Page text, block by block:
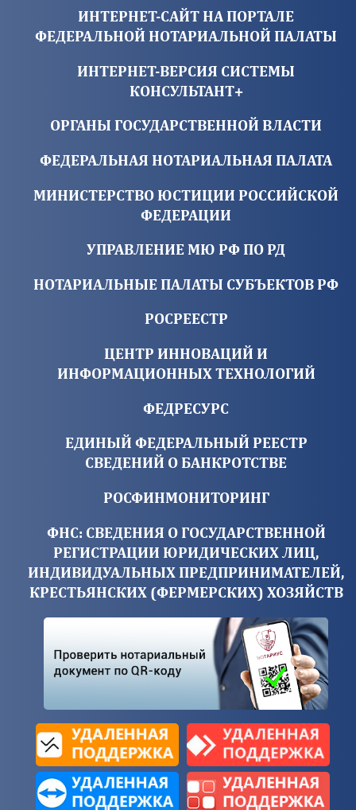
ИНТЕРНЕТ-САЙТ НА ПОРТАЛЕ
ФЕДЕРАЛЬНОЙ НОТАРИАЛЬНОЙ ПАЛАТЫ
ИНТЕРНЕТ-ВЕРСИЯ СИСТЕМЫ
КОНСУЛЬТАНТ+
ОРГАНЫ ГОСУДАРСТВЕННОЙ ВЛАСТИ
ФЕДЕРАЛЬНАЯ НОТАРИАЛЬНАЯ ПАЛАТА
МИНИСТЕРСТВО ЮСТИЦИИ РОССИЙСКОЙ
ФЕДЕРАЦИИ
УПРАВЛЕНИЕ МЮ РФ ПО РД
НОТАРИАЛЬНЫЕ ПАЛАТЫ СУБЪЕКТОВ РФ
РОСРЕЕСТР
ЦЕНТР ИННОВАЦИЙ И
ИНФОРМАЦИОННЫХ ТЕХНОЛОГИЙ
ФЕДРЕСУРС
ЕДИНЫЙ ФЕДЕРАЛЬНЫЙ РЕЕСТР
СВЕДЕНИЙ О БАНКРОТСТВЕ
РОСФИНМОНИТОРИНГ
ФНС: СВЕДЕНИЯ О ГОСУДАРСТВЕННОЙ
РЕГИСТРАЦИИ ЮРИДИЧЕСКИХ ЛИЦ,
ИНДИВИДУАЛЬНЫХ ПРЕДПРИНИМАТЕЛЕЙ,
КРЕСТЬЯНСКИХ (ФЕРМЕРСКИХ) ХОЗЯЙСТВ